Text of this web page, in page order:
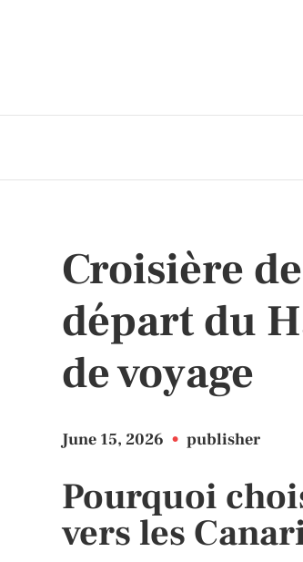
Croisière
départ du
de voyage
June 15, 2026 • publisher
Pourquoi
vers les